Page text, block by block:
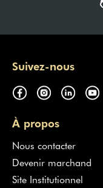
Suivez-nous
À propos
Nous contacter
Devenir marchand
Site Institutionnel